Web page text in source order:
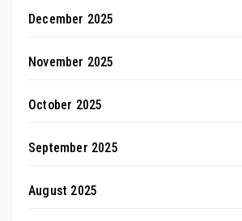
December 2025
November 2025
October 2025
September 2025
August 2025